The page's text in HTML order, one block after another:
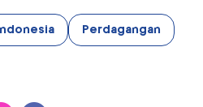
Perdagangan